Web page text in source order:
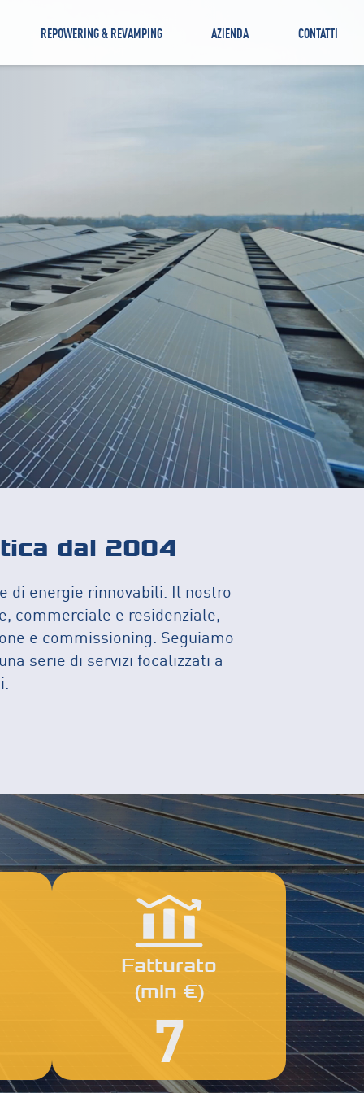
REPOWERING & REVAMPING AZIENDA CONTATTI
dal 2004
di energie rinnovabili. Il nostro
commerciale e residenziale,
e commissioning. Seguiamo
serie di servizi focalizzati a
Fatturato
(mln €)
7